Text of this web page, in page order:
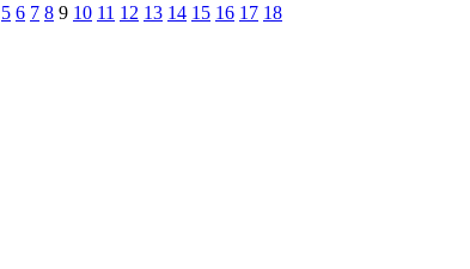
5 6 7 8 9 10 11 12 13 14 15 16 17 18